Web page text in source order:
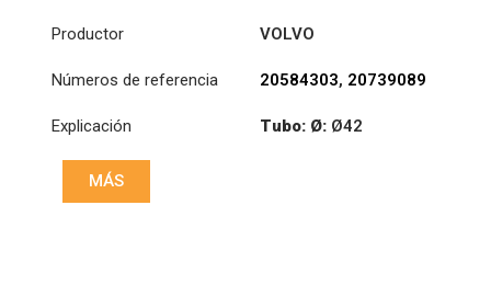
Productor VOLVO
Números de referencia 20584303, 20739089
Explicación Tubo: Ø: Ø42
MÁS